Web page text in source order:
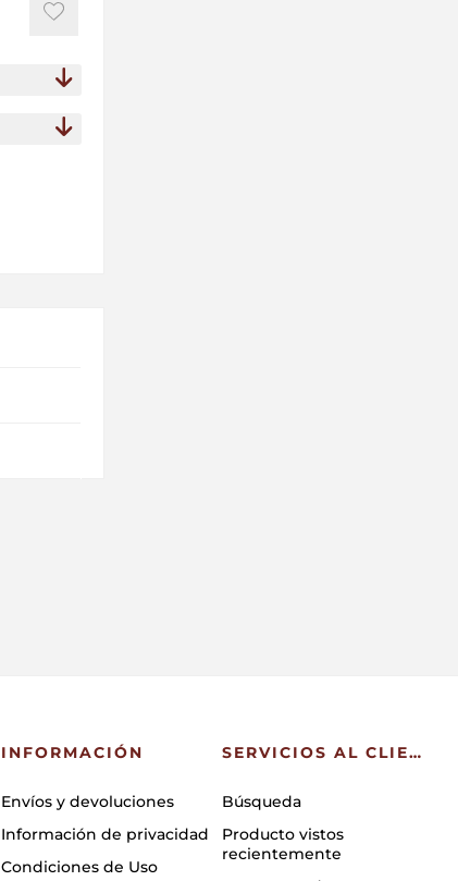
INFORMACIÓN
Envíos y devoluciones
Información de privacidad
Condiciones de Uso
SERVICIOS AL CLIENTE
Búsqueda
Producto vistos
recientemente